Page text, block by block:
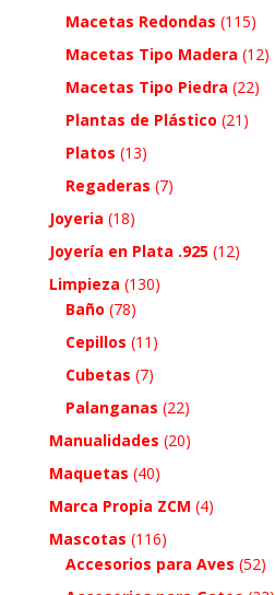
Macetas Redondas (115)
Macetas Tipo Madera (12)
Macetas Tipo Piedra (22)
Plantas de Plástico (21)
Platos (13)
Regaderas (7)
Joyeria (18)
Joyería en Plata .925 (12)
Limpieza (130)
Baño (78)
Cepillos (11)
Cubetas (7)
Palanganas (22)
Manualidades (20)
Maquetas (40)
Marca Propia ZCM (4)
Mascotas (116)
Accesorios para Aves (52)